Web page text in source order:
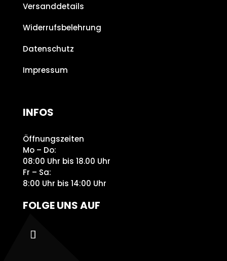
Versanddetails
Widerrufsbelehrung
Datenschutz
Impressum
INFOS
Öffnungszeiten
Mo – Do:
08:00 Uhr bis 18.00 Uhr
Fr – Sa:
8:00 Uhr bis 14:00 Uhr
FOLGE UNS AUF